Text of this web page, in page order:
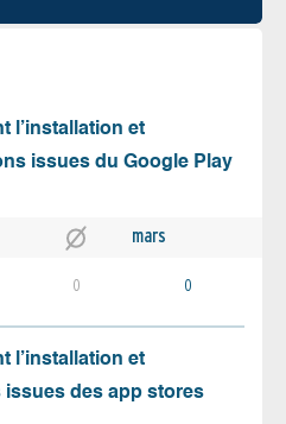
l’installation et
issues du Google Play
mars
0 0
l’installation et
issues des app stores